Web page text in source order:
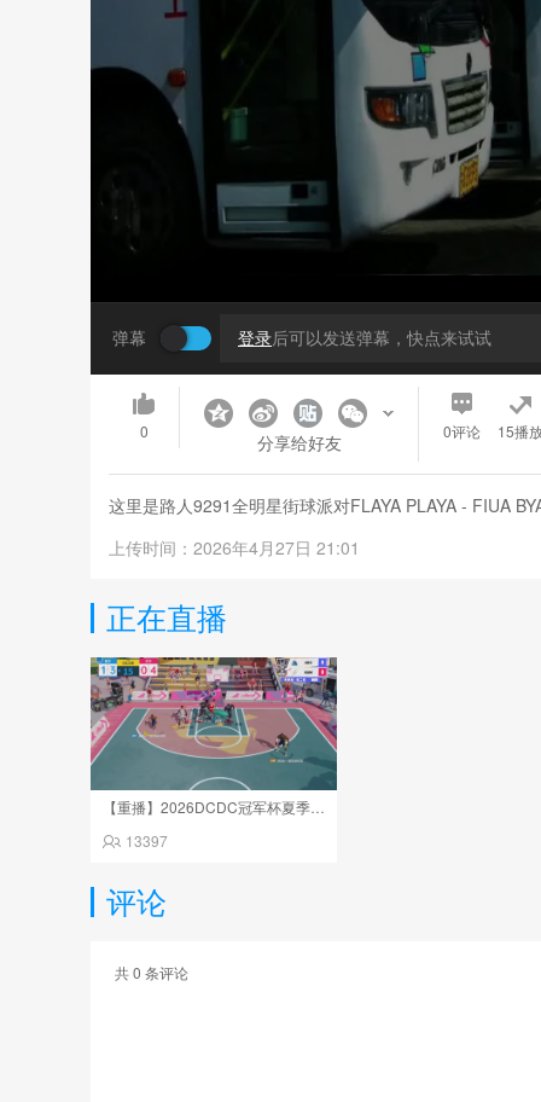
弹幕 登录后可以发送弹幕，快点来试试
0 分享给好友 0评论 15播
这里是路人9291全明星街球派对FLAYA PLAYA - FIUA
上传时间：2026年4月27日 21:01
正在直播
13397
评论
共0 条评论